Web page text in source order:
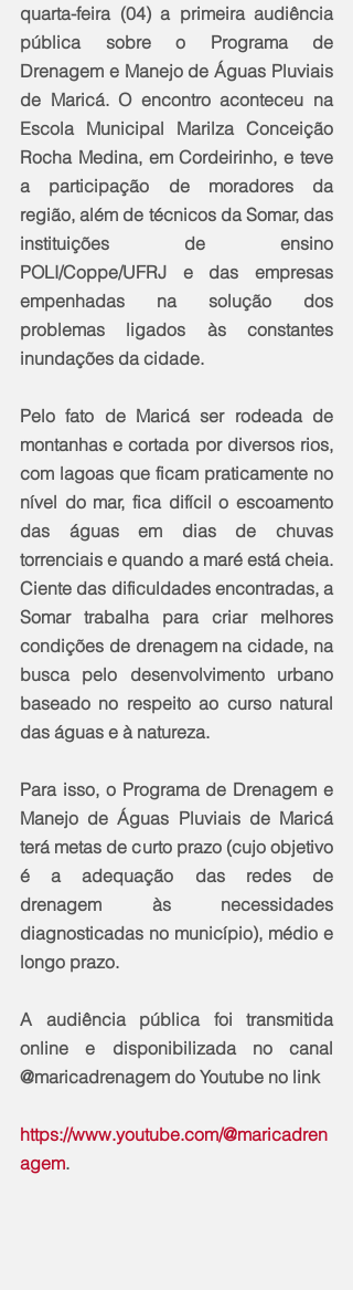
quarta-feira (04) a primeira audiência
pública sobre o Programa de
Drenagem e Manejo de Águas Pluviais
de Maricá. O encontro aconteceu na
Escola Municipal Marilza Conceição
Rocha Medina, em Cordeirinho, e teve
a participação de moradores da
região, além de técnicos da Somar, das
instituições de ensino
POLI/Coppe/UFRJ e das empresas
empenhadas na solução dos
problemas ligados às constantes
inundações da cidade.
Pelo fato de Maricá ser rodeada de
montanhas e cortada por diversos rios,
com lagoas que ficam praticamente no
nível do mar, fica difícil o escoamento
das águas em dias de chuvas
torrenciais e quando a maré está cheia.
Ciente das dificuldades encontradas, a
Somar trabalha para criar melhores
condições de drenagem na cidade, na
busca pelo desenvolvimento urbano
baseado no respeito ao curso natural
das águas e à natureza.
Para isso, o Programa de Drenagem e
Manejo de Águas Pluviais de Maricá
terá metas de curto prazo (cujo objetivo
é a adequação das redes de
drenagem às necessidades
diagnosticadas no município), médio e
longo prazo.
A audiência pública foi transmitida
online e disponibilizada no canal
@maricadrenagem do Youtube no link
https://www.youtube.com/@maricadren
agem.